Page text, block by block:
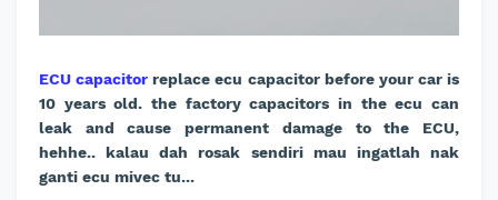
ECU capacitorreplace ecu capacitor before your car is
10 years old. the factory capacitors in the ecu can
leak and cause permanent damage to the ECU,
hehhe.. kalau dah rosak sendiri mau ingatlah nak
ganti ecu mivec tu...